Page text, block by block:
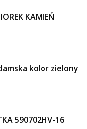
KAMIEŃ
kolor zielony
590702HV-16